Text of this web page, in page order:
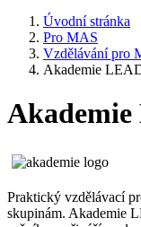
Úvodní stránka
Pro MAS
Vzdělávání pro
Akademie
Praktický vzdělávací
skupinám. Akademie